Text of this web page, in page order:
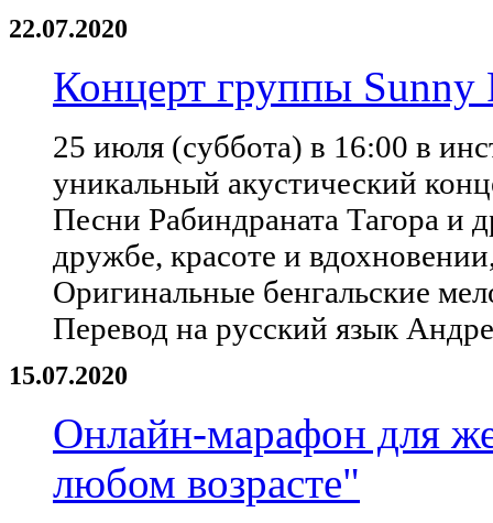
22.07.2020
Концерт группы Sunny
25 июля (суббота) в 16:00 в
уникальный акустический
Песни Рабиндраната Тагора и
дружбе, красоте и
Оригинальные бенгальские
Перевод на русский язык
15.07.2020
Онлайн-марафон для
любом возрасте"